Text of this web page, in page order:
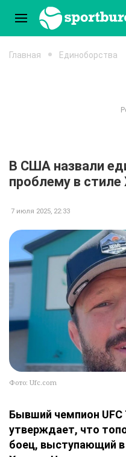
Главная Единоборства
В США назвали
проблему в
7 июля 2025, 22:33
Фото: Ufc.com
Бывший чемпион
утверждает, что
боец, выступающий в